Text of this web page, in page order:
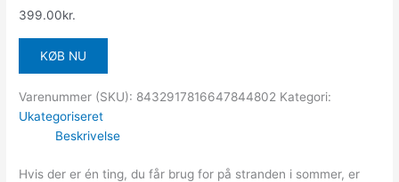
399.00kr.
KØB NU
Varenummer (SKU): 8432917816647844802 Kategori:
Ukategoriseret
Beskrivelse
Hvis der er én ting, du får brug for på stranden i sommer, er